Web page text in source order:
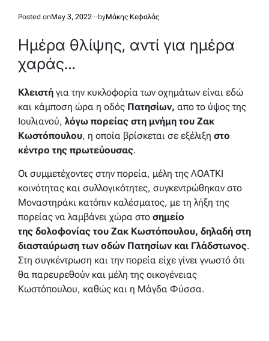
Posted onMay 3, 2022 byΜάκης Κεφαλάς
Ημέρα θλίψης, αντί για ημέρα
χαράς…
Κλειστή για την κυκλοφορία των οχημάτων είναι εδώ
και κάμποση ώρα η οδός Πατησίων, απο το ύψος της
Ιουλιανού, λόγω πορείας στη μνήμη του Ζακ
Κωστόπουλου, η οποία βρίσκεται σε εξέλιξη στο
κέντρο της πρωτεύουσας.
Οι συμμετέχοντες στην πορεία, μέλη της ΛΟΑΤΚΙ
κοινότητας και συλλογικότητες, συγκεντρώθηκαν στο
Μοναστηράκι κατόπιν καλέσματος, με τη λήξη της
πορείας να λαμβάνει χώρα στο σημείο
της δολοφονίας του Ζακ Κωστόπουλου, δηλαδή στη
διασταύρωση των οδών Πατησίων και Γλάδστωνος.
Στη συγκέντρωση και την πορεία είχε γίνει γνωστό ότι
θα παρευρεθούν και μέλη της οικογένειας
Κωστόπουλου, καθώς και η Μάγδα Φύσσα.